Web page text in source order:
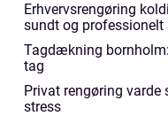
Erhvervsrengøring
sundt og
Tagdækning
tag
Privat rengøring varde
stress